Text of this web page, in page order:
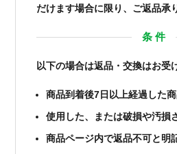
だけます場合に限り、ご返品承
条 件
以下の場合は返品・交換はお受
商品到着後7日以上経過した
使用した、または破損や汚損
商品ページ内で返品不可と明